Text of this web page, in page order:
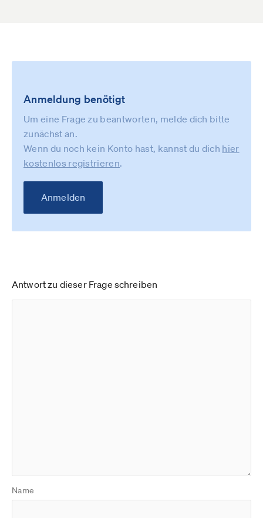
Anmeldung benötigt
Um eine Frage zu beantworten, melde dich bitte
zunächst an.
Wenn du noch kein Konto hast, kannst du dich hier
kostenlos registrieren.
Anmelden
Antwort zu dieser Frage schreiben
Name